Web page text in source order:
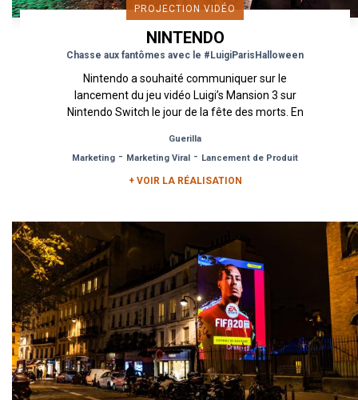
PROJECTION VIDÉO
NINTENDO
Chasse aux fantômes avec le #LuigiParisHalloween
Nintendo a souhaité communiquer sur le
lancement du jeu vidéo Luigi’s Mansion 3 sur
Nintendo Switch le jour de la fête des morts. En
Guerilla
Marketing - Marketing Viral - Lancement de Produit
+ VOIR LA RÉALISATION